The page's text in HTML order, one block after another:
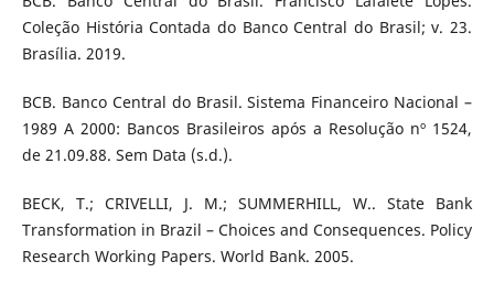
Coleção História Contada do Banco Central do Brasil; v. 23.
Brasília. 2019.
BCB. Banco Central do Brasil. Sistema Financeiro Nacional –
1989 A 2000: Bancos Brasileiros após a Resolução nº 1524,
de 21.09.88. Sem Data (s.d.).
BECK, T.; CRIVELLI, J. M.; SUMMERHILL, W.. State Bank
Transformation in Brazil – Choices and Consequences. Policy
Research Working Papers. World Bank. 2005.